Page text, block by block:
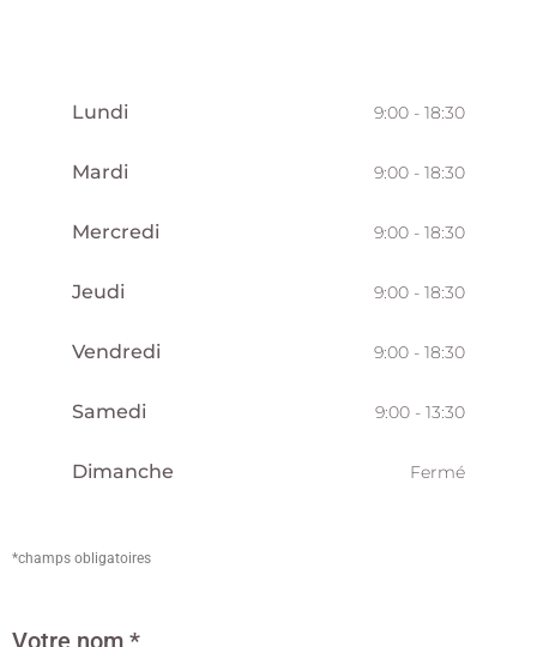
Lundi 9:00 - 18:30
Mardi 9:00 - 18:30
Mercredi 9:00 - 18:30
Jeudi 9:00 - 18:30
Vendredi 9:00 - 18:30
Samedi 9:00 - 13:30
Dimanche Fermé
*champs obligatoires
Votre nom *